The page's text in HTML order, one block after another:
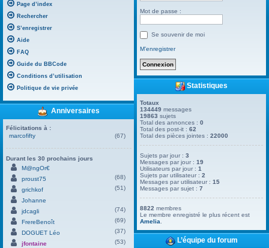
Page d’index
Rechercher
S’enregistrer
Aide
FAQ
Guide du BBCode
Conditions d’utilisation
Politique de vie privée
Anniversaires
Félicitations à :
marcofifty
(67)
Durant les 30 prochains jours
M@ngOr€
proust75
(68)
grichkof
(51)
Johanne
jdcagli
(74)
FrereBenoît
(69)
DOGUET Léo
(37)
jfontaine
(53)
Mot de passe :
Se souvenir de moi
M’enregistrer
Statistiques
Totaux
134449 messages
19863 sujets
Total des annonces :0
Total des post-it :62
Total des pièces jointes :22000
Sujets par jour :3
Messages par jour :19
Utilisateurs par jour :1
Sujets par utilisateur :2
Messages par utilisateur :15
Messages par sujet :7
8822 membres
Le membre enregistré le plus récent est
Amelia
L’équipe du forum